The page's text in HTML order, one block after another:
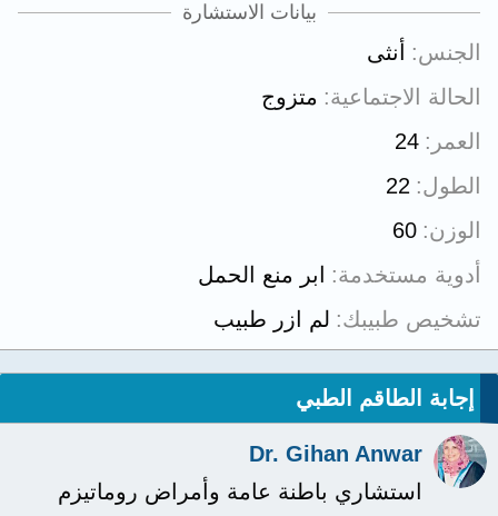
بيانات الاستشارة
الجنس
أنثى
الحالة الاجتماعية
متزوج
العمر
24
الطول 22
الوزن 60
أدوية مستخدمة
ابر منع الحمل
تشخيص طبيبك لم ازر طبيب
إجابة الطاقم الطبي
Dr. Gihan Anwar
استشاري باطنة عامة وأمراض روماتيزم